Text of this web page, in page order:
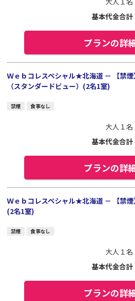
基本代金合計
プランの詳
Ｗｅｂコレスペシャル★北海道 － 【禁
（スタンダードビュー）(2名1室)
禁煙 食事なし
大人１名
基本代金合計
プランの詳
Ｗｅｂコレスペシャル★北海道 － 【禁
(2名1室)
禁煙 食事なし
大人１名
基本代金合計
プランの詳